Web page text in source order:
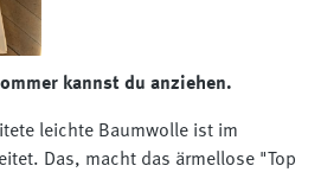
kannst du anziehen.
leichte Baumwolle ist im
Das, macht das ärmellose "Top